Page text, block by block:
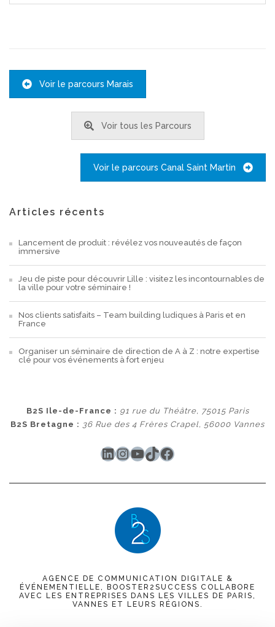
Voir le parcours Marais
Voir tous les Parcours
Voir le parcours Canal Saint Martin
Articles récents
Lancement de produit : révélez vos nouveautés de façon
immersive
Jeu de piste pour découvrir Lille : visitez les incontournables de
la ville pour votre séminaire !
Nos clients satisfaits – Team building ludiques à Paris et en
France
Organiser un séminaire de direction de A à Z : notre expertise
clé pour vos événements à fort enjeu
B2S Ile-de-France : 91 rue du Théâtre, 75015 Paris
B2S Bretagne : 36 Rue des 4 Frères Crapel, 56000 Vannes
LinkedIn
Instagram
YouTube
TikTok
Facebook
AGENCE DE COMMUNICATION DIGITALE &
ÉVÉNEMENTIELLE, BOOSTER2SUCCESS COLLABORE
AVEC LES ENTREPRISES DANS LES VILLES DE PARIS,
VANNES ET LEURS RÉGIONS.